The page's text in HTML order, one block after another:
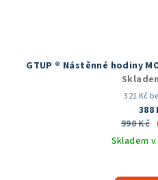
GTUP ® Nástěnné hodiny
321 Kč
388
990 Kč
Skladem v